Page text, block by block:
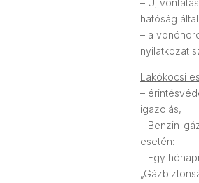
– Új
hatóság
– a
nyilatkozat
Lakókocsi
–
igazolás,
– Benzin-
esetén:
– Egy